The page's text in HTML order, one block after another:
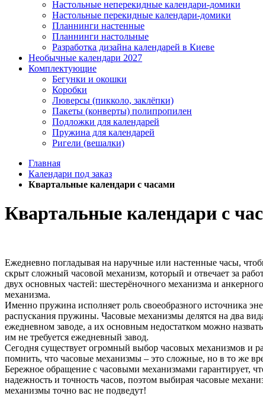
Настольные неперекидные календари-домики
Настольные перекидные календари-домики
Планнинги настенные
Планнинги настольные
Разработка дизайна календарей в Киеве
Необычные календари 2027
Комплектующие
Бегунки и окошки
Коробки
Люверсы (пикколо, заклёпки)
Пакеты (конверты) полипропилен
Подложки для календарей
Пружина для календарей
Ригели (вешалки)
Главная
Календари под заказ
Квартальные календари с часами
Квартальные календари с
Ежедневно погладывая на наручные или настенные часы,
скрыт сложный часовой механизм, который и отвечает за
двух основных частей: шестерёночного механизма и
механизма.
Именно пружина исполняет роль своеобразного источника
распускания пружины. Часовые механизмы делятся на два
ежедневном заводе, а их основным недостатком можно
им не требуется ежедневный завод.
Сегодня существует огромный выбор часовых механизмов и
помнить, что часовые механизмы – это сложные, но в то же
Бережное обращение с часовыми механизмами гарантирует,
надежность и точность часов, поэтом выбирая часовые
механизмы точно вас не подведут!